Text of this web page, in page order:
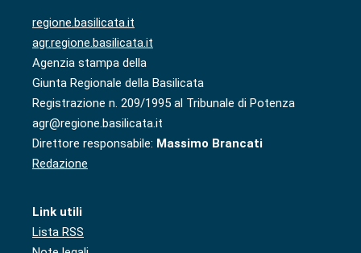
regione.basilicata.it
agr.regione.basilicata.it
Agenzia stampa della
Giunta Regionale della Basilicata
Registrazione n. 209/1995 al Tribunale di Potenza
agr@regione.basilicata.it
Direttore responsabile: Massimo Brancati
Redazione
Link utili
Lista RSS